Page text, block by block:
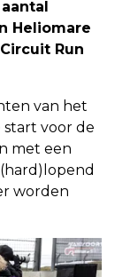
Heliomare
Run
van het
voor de
met een
worden